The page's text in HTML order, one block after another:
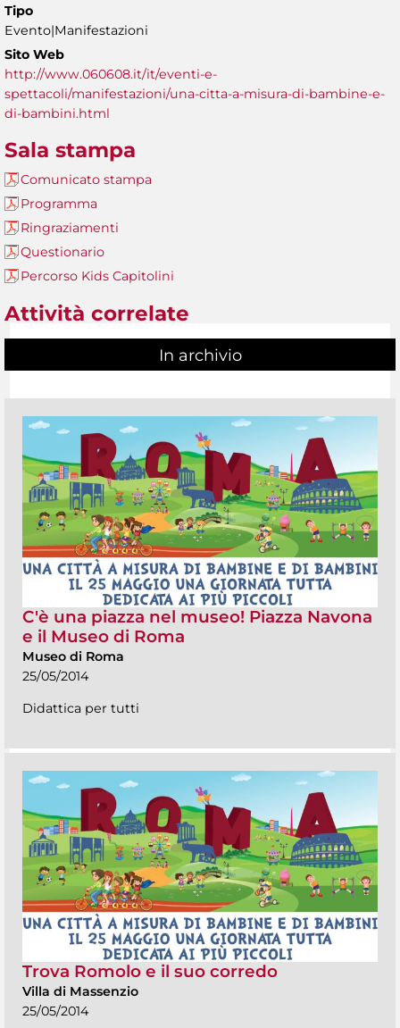
Tipo
Evento|Manifestazioni
Sito Web
http://www.060608.it/it/eventi-e-
spettacoli/manifestazioni/una-citta-a-misura-di-bambine-e-
di-bambini.html
Sala stampa
Comunicato stampa
Programma
Ringraziamenti
Questionario
Percorso Kids Capitolini
Attività correlate
In archivio
C'è una piazza nel museo! Piazza Navona
e il Museo di Roma
Museo di Roma
25/05/2014
Didattica per tutti
Trova Romolo e il suo corredo
Villa di Massenzio
25/05/2014